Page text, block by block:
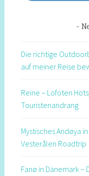
Die richtige
auf meiner Reise
Reine – Lofoten
Touristenandrang
Mystisches Andøya
Vesterålen Roadtrip
Fanø in Dänemark –